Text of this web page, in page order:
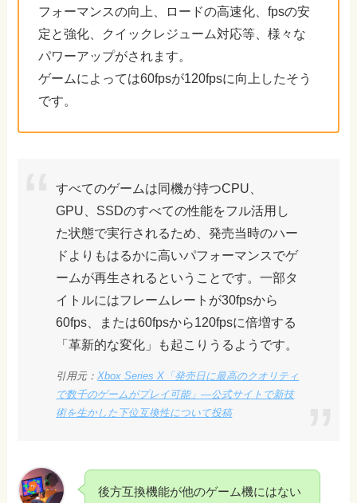
フォーマンスの向上、ロードの高速化、fpsの安
定と強化、クイックレジューム対応等、様々な
パワーアップがされます。
ゲームによっては60fpsが120fpsに向上したそう
です。
すべてのゲームは同機が持つCPU、
GPU、SSDのすべての性能をフル活用し
た状態で実行されるため、発売当時のハー
ドよりもはるかに高いパフォーマンスでゲ
ームが再生されるということです。一部タ
イトルにはフレームレートが30fpsから
60fps、または60fpsから120fpsに倍増する
「革新的な変化」も起こりうるようです。
引用元：Xbox Series X「発売日に最高のクオリティ
で数千のゲームがプレイ可能」―公式サイトで新技
術を生かした下位互換性について投稿
後方互換機能が他のゲーム機にはない